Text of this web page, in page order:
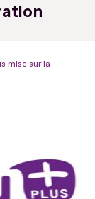
mise sur la